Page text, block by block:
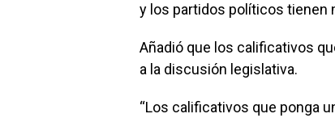
y los partidos políticos tienen
Añadió que los calificativos
a la discusión legislativa.
“Los calificativos que ponga